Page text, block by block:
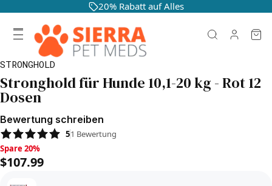
20% Rabatt auf Alles
STRONGHOLD
Stronghold für Hunde 10,1-20 kg - Rot 12
Dosen
Bewertung schreiben
51 Bewertung
Spare 20%, $107.99
Spare 20%
$107.99